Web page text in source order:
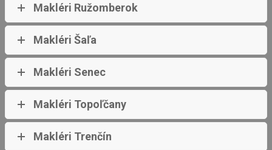
Makléri Ružomberok
Makléri Šaľa
Makléri Senec
Makléri Topoľčany
Makléri Trenčín